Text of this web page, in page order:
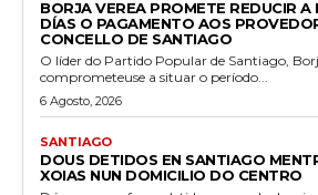
BORJA VEREA PROMETE REDUCIR A
DÍAS O PAGAMENTO AOS
CONCELLO DE SANTIAGO
O líder do Partido Popular de Santiago,
comprometeuse a situar o período...
6 Agosto, 2026
SANTIAGO
DOUS DETIDOS EN SANTIAGO
XOIAS NUN DOMICILIO DO CENTRO